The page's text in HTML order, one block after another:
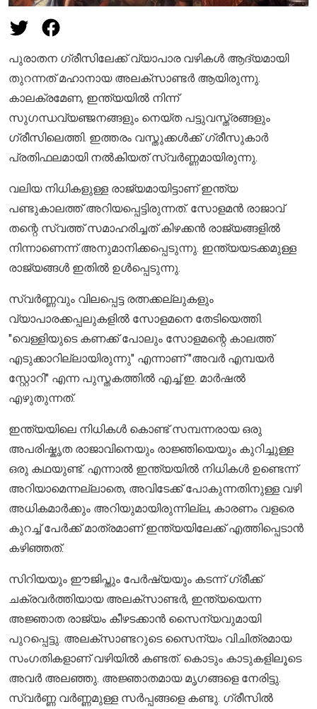
പുരാതന ഗ്രീസിലേക്ക് വ്യാപാര വഴികൾ ആദ്യമായി
തുറന്നത് മഹാനായ അലക്സാണ്ടർ ആയിരുന്നു.
കാലക്രമേണ, ഇന്ത്യയിൽ നിന്ന്
സുഗന്ധവ്യഞ്ജനങ്ങളും നെയ്ത പട്ടുവസ്ത്രങ്ങളും
ഗ്രീസിലെത്തി. ഇത്തരം വസ്തുക്കൾക്ക് ഗ്രീസുകാർ
പ്രതിഫലമായി നൽകിയത് സ്വർണ്ണമായിരുന്നു.
വലിയ നിധികളുള്ള രാജ്യമായിട്ടാണ് ഇന്ത്യ
പണ്ടുകാലത്ത് അറിയപ്പെട്ടിരുന്നത്. സോളമൻ രാജാവ്
തന്റെ സ്വത്ത് സമാഹരിച്ചത് കിഴക്കൻ രാജ്യങ്ങളിൽ
നിന്നാണെന്ന് അനുമാനിക്കപ്പെടുന്നു. ഇന്ത്യയടക്കമുള്ള
രാജ്യങ്ങൾ ഇതിൽ ഉൾപ്പെടുന്നു.
സ്വർണ്ണവും വിലപ്പെട്ട രത്നക്കല്ലുകളും
വ്യാപാരക്കപ്പലുകളിൽ സോളമനെ തേടിയെത്തി.
"വെള്ളിയുടെ കണക്ക് പോലും സോളമന്റെ കാലത്ത്
എടുക്കാറില്ലായിരുന്നു" എന്നാണ് "അവർ എമ്പയർ
സ്റ്റോറി" എന്ന പുസ്തകത്തിൽ എച്ച്.ഇ. മാർഷൽ
എഴുതുന്നത്.
ഇന്ത്യയിലെ നിധികൾ കൊണ്ട് സമ്പന്നരായ ഒരു
അപരിഷ്കൃത രാജാവിനെയും രാജ്ഞിയെയും കുറിച്ചുള്ള
ഒരു കഥയുണ്ട്. എന്നാൽ ഇന്ത്യയിൽ നിധികൾ ഉണ്ടെന്ന്
അറിയാമെന്നല്ലാതെ, അവിടേക്ക് പോകുന്നതിനുള്ള വഴി
അധികമാർക്കും അറിയുമായിരുന്നില്ല, കാരണം വളരെ
കുറച്ച് പേർക്ക് മാത്രമാണ് ഇന്ത്യയിലേക്ക് എത്തിപ്പെടാൻ
കഴിഞ്ഞത്.
സിറിയയും ഈജിപ്തും പേർഷ്യയും കടന്ന് ഗ്രീക്ക്
ചക്രവർത്തിയായ അലക്സാണ്ടർ, ഇന്ത്യയെന്ന
അജ്ഞാത രാജ്യം കീഴടക്കാൻ സൈന്യവുമായി
പുറപ്പെട്ടു. അലക്സാണ്ടറുടെ സൈന്യം വിചിത്രമായ
സംഗതികളാണ് വഴിയിൽ കണ്ടത്. കൊടും കാടുകളിലൂടെ
അവർ അലഞ്ഞു. അജ്ഞാതമായ മൃഗങ്ങളെ നേരിട്ടു.
സ്വർണ്ണ വർണ്ണമുള്ള സർപ്പങ്ങളെ കണ്ടു. ഗ്രീസിൽ